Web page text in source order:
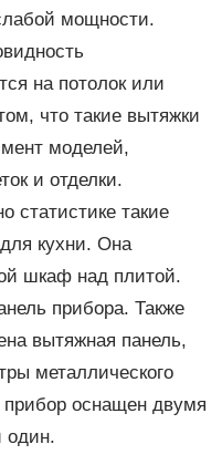
мощности.
на потолок или
что такие вытяжки
моделей,
и отделки.
статистике такие
кухни. Она
шкаф над плитой.
прибора. Также
вытяжная панель,
металлического
оснащен двумя
один.